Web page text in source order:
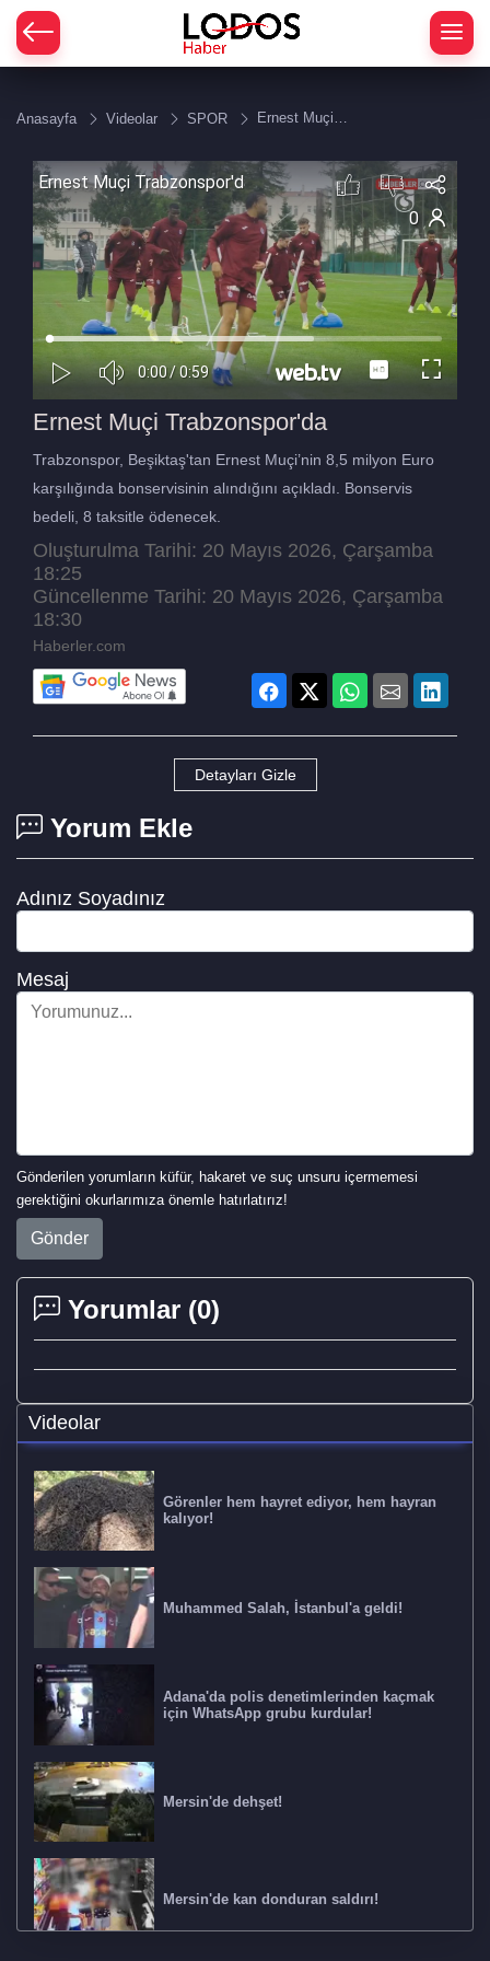
Anasayfa Videolar SPOR
Ernest Muçi
Ernest Muçi Trabzonspor'da
Trabzonspor, Beşiktaş'tan Ernest Muçi’nin 8,5 milyon Euro
karşılığında bonservisinin alındığını açıkladı. Bonservis
bedeli, 8 taksitle ödenecek.
Oluşturulma Tarihi: 20 Mayıs 2026, Çarşamba
18:25
Güncellenme Tarihi: 20 Mayıs 2026, Çarşamba
18:30
Haberler.com
Detayları Gizle
Yorum Ekle
Adınız Soyadınız
Mesaj
Gönderilen yorumların küfür, hakaret ve suç unsuru içermemesi
gerektiğini okurlarımıza önemle hatırlatırız!
Gönder
Yorumlar (0)
Videolar
Görenler hem hayret ediyor, hem hayran
kalıyor!
Muhammed Salah, İstanbul'a geldi!
Adana'da polis denetimlerinden kaçmak
için WhatsApp grubu kurdular!
Mersin'de dehşet!
Mersin'de kan donduran saldırı!